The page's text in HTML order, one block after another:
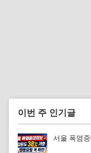
이번 주 인기글
서울 폭염